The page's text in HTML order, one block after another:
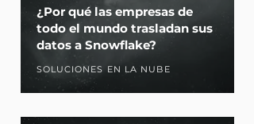
¿Por qué las empresas de
todo el mundo trasladan sus
datos a Snowflake?
SOLUCIONES EN LA NUBE